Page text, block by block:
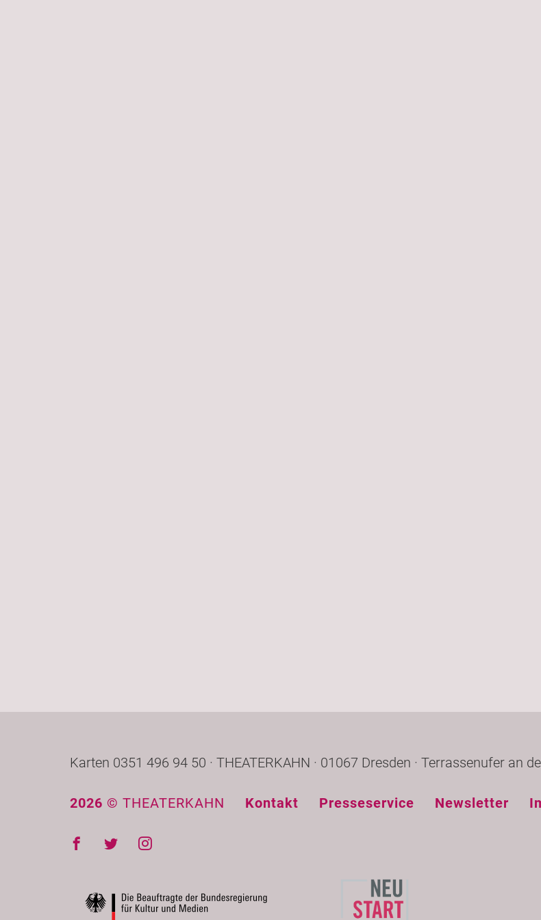
Karten 0351 496 94 50 · THEATERKAHN · 01067 Dresden · Terrassenufer an
2026 © THEATERKAHN Kontakt Presseservice Newsletter